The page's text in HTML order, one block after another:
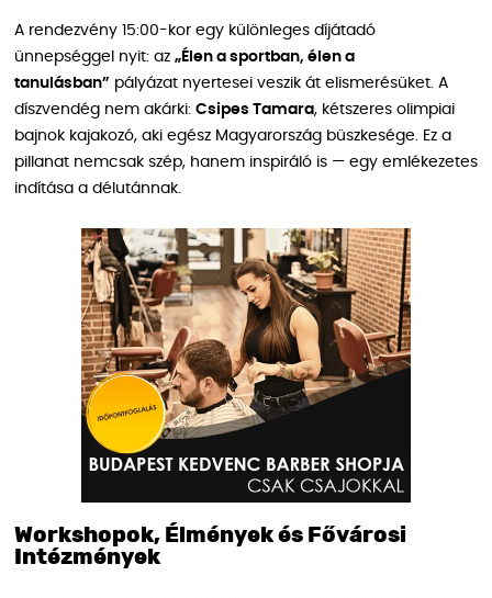
A rendezvény 15:00-kor egy különleges díjátadó
ünnepséggel nyit: az „Élen a sportban, élen a
tanulásban” pályázat nyertesei veszik át elismerésüket. A
díszvendég nem akárki: Csipes Tamara, kétszeres olimpiai
bajnok kajakozó, aki egész Magyarország büszkesége. Ez a
pillanat nemcsak szép, hanem inspiráló is — egy emlékezetes
indítása a délutánnak.
Workshopok, Élmények és Fővárosi
Intézmények